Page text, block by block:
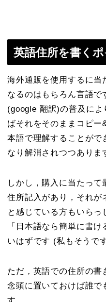
英語住所を書くポ
海外通販を使用するに当
なるのはもちろん言語で
(google 翻訳)の普及に
ばそれをそのままコピー
本語で理解することがで
なり解消されつつありま
しかし，購入に当たっ
住所記入があり，それが
と感じている方もいらっ
「日本語なら簡単に書
いはずです (私もそうで
ただ，英語での住所の書
念頭に置いておけば誰で